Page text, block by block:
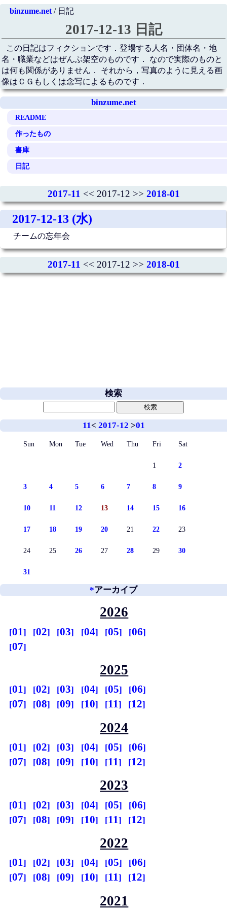
binzume.net/ 日記
2017-12-13 日記
この日記はフィクションです．登場する人名・団体名・地
名・職業などはぜんぶ架空のものです． なので実際のものと
は何も関係がありません． それから，写真のように見える画
像はＣＧもしくは念写によるものです．
binzume.net
README
作ったもの
書庫
日記
2017-11 << 2017-12 >> 2018-01
2017-12-13 (水)
チームの忘年会
2017-11 << 2017-12 >> 2018-01
検索
11< 2017-12 >01
Sun Mon Tue Wed Thu Fri Sat
1 2
3 4 5 6 7 8 9
10 11 12 13 14 15 16
17 18 19 20 21 22 23
24 25 26 27 28 29 30
31
*アーカイブ
2026
01 02 03 04 05
06
07
2025
01 02 03 04 05
06
07
08 09 10 11 12
2024
01 02 03 04 05
06
07
08 09 10 11 12
2023
01 02 03 04 05
06
07
08 09 10 11 12
2022
01 02 03 04 05
06
07
08 09 10 11 12
2021